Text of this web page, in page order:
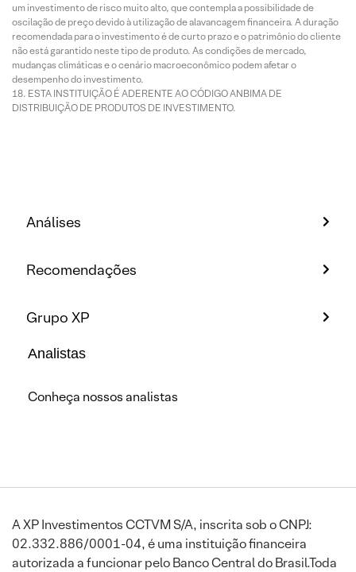
um investimento de risco muito alto, que contempla a possibilidade de
oscilação de preço devido à utilização de alavancagem financeira. A duração
recomendada para o investimento é de curto prazo e o patrimônio do cliente
não está garantido neste tipo de produto. As condições de mercado,
mudanças climáticas e o cenário macroeconômico podem afetar o
desempenho do investimento.
ESTA INSTITUIÇÃO É ADERENTE AO CÓDIGO ANBIMA DE
DISTRIBUIÇÃO DE PRODUTOS DE INVESTIMENTO.
Análises
Recomendações
Grupo XP
Analistas
Conheça nossos analistas
A XP Investimentos CCTVM S/A, inscrita sob o CNPJ:
02.332.886/0001-04, é uma instituição financeira
autorizada a funcionar pelo Banco Central do Brasil.Toda